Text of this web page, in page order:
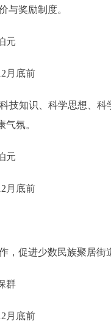
奖励制度。
元
月底前
知识、科学思想、科
氛。
元
月底前
促进少数民族聚居街
群
月底前